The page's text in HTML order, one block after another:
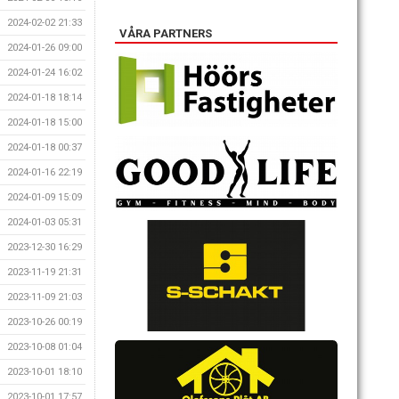
2024-02-02 21:33
2024-01-26 09:00
2024-01-24 16:02
2024-01-18 18:14
2024-01-18 15:00
2024-01-18 00:37
2024-01-16 22:19
2024-01-09 15:09
2024-01-03 05:31
2023-12-30 16:29
2023-11-19 21:31
2023-11-09 21:03
2023-10-26 00:19
2023-10-08 01:04
2023-10-01 18:10
VÅRA PARTNERS